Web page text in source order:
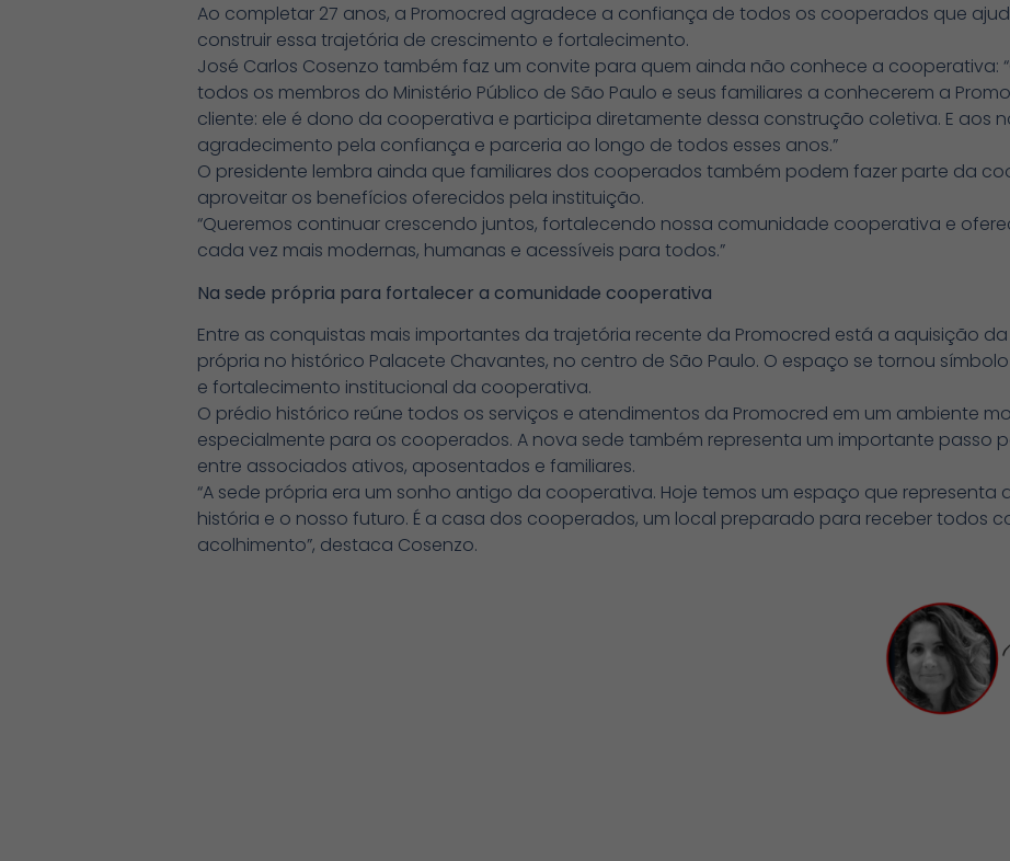
Ao completar 27 anos, a Promocred agradece a confiança de todos os cooperados que
construir essa trajetória de crescimento e fortalecimento.
José Carlos Cosenzo também faz um convite para quem ainda não conhece a cooperativa:
todos os membros do Ministério Público de São Paulo e seus familiares a conhecerem a
cliente: ele é dono da cooperativa e participa diretamente dessa construção coletiva. E aos
agradecimento pela confiança e parceria ao longo de todos esses anos.”
O presidente lembra ainda que familiares dos cooperados também podem fazer parte da
aproveitar os benefícios oferecidos pela instituição.
“Queremos continuar crescendo juntos, fortalecendo nossa comunidade cooperativa e
cada vez mais modernas, humanas e acessíveis para todos.”
Na sede própria para fortalecer a comunidade cooperativa
Entre as conquistas mais importantes da trajetória recente da Promocred está a aquisição
própria no histórico Palacete Chavantes, no centro de São Paulo. O espaço se tornou
e fortalecimento institucional da cooperativa.
O prédio histórico reúne todos os serviços e atendimentos da Promocred em um ambiente
especialmente para os cooperados. A nova sede também representa um importante passo
entre associados ativos, aposentados e familiares.
“A sede própria era um sonho antigo da cooperativa. Hoje temos um espaço que representa
história e o nosso futuro. É a casa dos cooperados, um local preparado para receber todos
acolhimento”, destaca Cosenzo.